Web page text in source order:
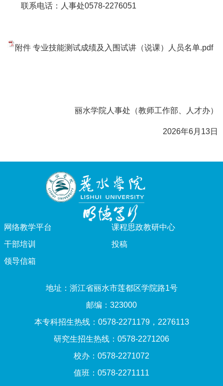
联系电话：人事处0578-2276051
附件 专业技能测试成绩及入围试讲（说课）人员名单.pdf
丽水学院人事处（教师工作部、人才办）
2026年6月13日
网络教学平台
课程思政教研中心
干部培训
投稿
领导信箱
地址：浙江省丽水市莲都区学院路1号
邮编：323000
本专科招生热线：0578-2271179，2276113
研究生招生热线：0578-2271206
校办：0578-2271072
值班：0578-2271111